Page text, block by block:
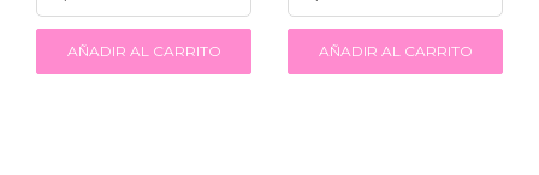
AÑADIR AL CARRITO AÑADIR AL CARRITO